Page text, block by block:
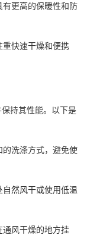
更高的保暖性和防
快速干燥和便携
持其性能。以下是
洗涤方式，避免使
然风干或使用低温
风干燥的地方挂